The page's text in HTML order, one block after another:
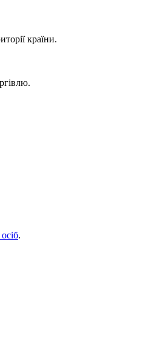
країни.
.